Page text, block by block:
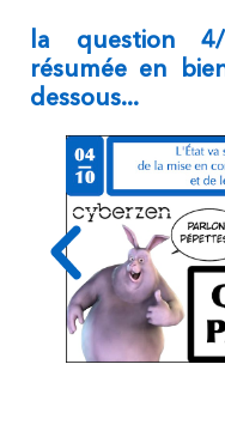
la question
résumée en
dessous...